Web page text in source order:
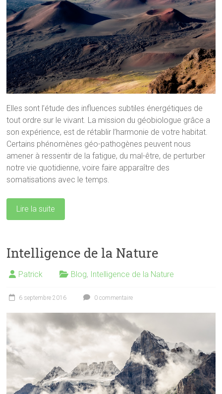
Elles sont l’étude des influences subtiles énergétiques de
tout ordre sur le vivant. La mission du géobiologue grâce a
son expérience, est de rétablir l’harmonie de votre habitat.
Certains phénomènes géo-pathogènes peuvent nous
amener à ressentir de la fatigue, du mal-être, de perturber
notre vie quotidienne, voire faire apparaître des
somatisations avec le temps.
Lire la suite
Intelligence de la Nature
Patrick Blog, Intelligence de la Nature
6 septembre 2016 0 commentaire